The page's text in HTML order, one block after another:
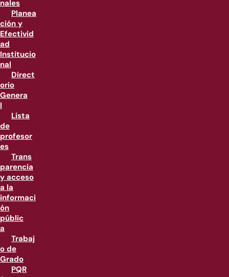
nales
Planea
ción y
Efectivid
ad
Institucio
nal
Direct
orio
Genera
l
Lista
de
profesor
es
Trans
parencia
y acceso
a la
informaci
ón
públic
a
Trabaj
o de
Grado
PQR